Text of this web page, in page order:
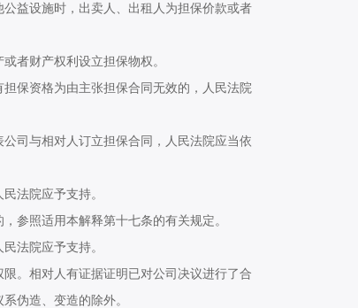
益设施时，出卖人、出租人为担保价款或者
者财产权利设立担保物权。
保资格为由主张担保合同无效的，人民法院
司与相对人订立担保合同，人民法院应当依
法院应予支持。
照适用本解释第十七条的有关规定。
法院应予支持。
。相对人有证据证明已对公司决议进行了合
伪造、变造的除外。